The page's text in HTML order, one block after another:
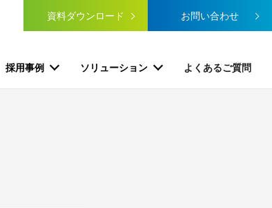
資料ダウンロード お問い合わせ
採用事例 ソリューション よくあるご質問